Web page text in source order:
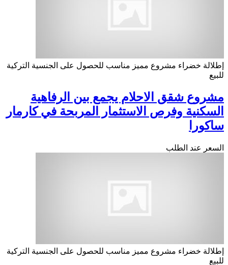
إطلالة خضراء مشروع مميز مناسب للحصول على الجنسية التركية
للبيع
مشروع شقق الاحلام يجمع بين الرفاهية
السكنية وفرص الاستثمار المربحة في كارمار
ساكورا
السعر عند الطلب
إطلالة خضراء مشروع مميز مناسب للحصول على الجنسية التركية
للبيع